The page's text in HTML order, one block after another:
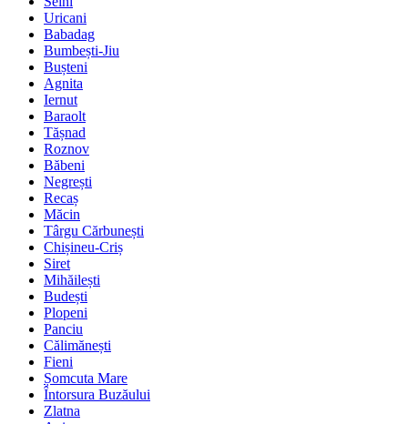
Uricani
Babadag
Bumbești-Jiu
Bușteni
Agnita
Iernut
Baraolt
Tășnad
Roznov
Băbeni
Negrești
Recaș
Măcin
Târgu Cărbunești
Chișineu-Criș
Siret
Mihăilești
Budești
Plopeni
Panciu
Călimănești
Fieni
Șomcuta Mare
Întorsura Buzăului
Zlatna